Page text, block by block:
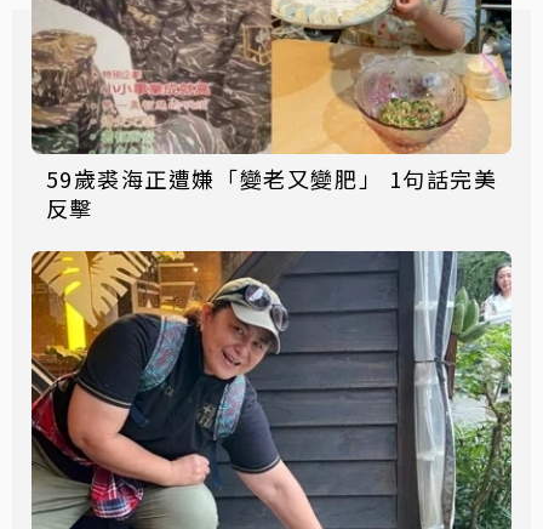
59歲裘海正遭嫌「變老又變肥」 1句話完美
反擊